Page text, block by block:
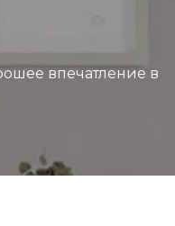
впечатление в